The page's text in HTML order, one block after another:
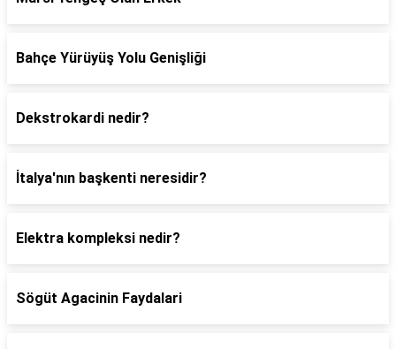
Bahçe Yürüyüş Yolu Genişliği
Dekstrokardi nedir?
İtalya'nın başkenti neresidir?
Elektra kompleksi nedir?
Sögüt Agacinin Faydalari